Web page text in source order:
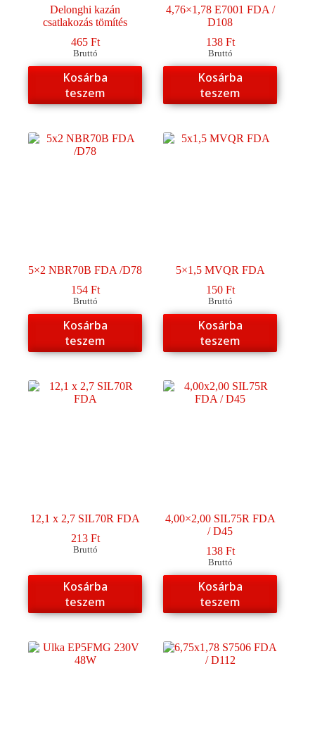
Delonghi kazán
csatlakozás tömítés
465 Ft
Bruttó
Kosárba
teszem
4,76×1,78 E7001 FDA /
D108
138 Ft
Bruttó
Kosárba
teszem
5×2 NBR70B FDA /D78
154 Ft
Bruttó
Kosárba
teszem
5×1,5 MVQR FDA
150 Ft
Bruttó
Kosárba
teszem
12,1 x 2,7 SIL70R FDA
213 Ft
Bruttó
Kosárba
teszem
4,00×2,00 SIL75R FDA
/ D45
138 Ft
Bruttó
Kosárba
teszem